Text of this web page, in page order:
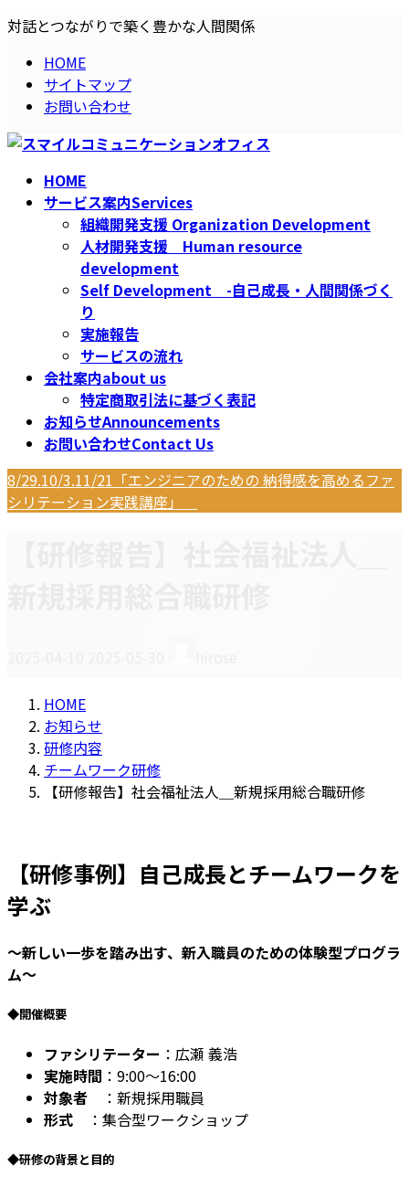
コ
へ
ナ
ョ
対話とつながりで築く豊かな人間関係
HOME
サイトマップ
お問い合わせ
HOME
サービス案内Services
組織開発支援 Organization Development
人材開発支援 Human resource
development
Self Development -自己成長・人間関係づく
り
実施報告
サービスの流れ
会社案内about us
特定商取引法に基づく表記
お知らせAnnouncements
お問い合わせContact Us
8/29.10/3.11/21「エンジニアのための 納得感を高めるファ
シリテーション実践講座」
日
時
:
HOME
お知らせ
研修内容
チームワーク研修
【研修報告】社会福祉法人＿新規採用総合職研修
【研修事例】自己成長とチームワークを
学ぶ
〜新しい一歩を踏み出す、新入職員のための体験型プログラ
ム〜
◆開催概要
ファシリテーター ：広瀬 義浩
実施時間 ：9:00〜16:00
対象者 ：新規採用職員
形式 ：集合型ワークショップ
◆研修の背景と目的